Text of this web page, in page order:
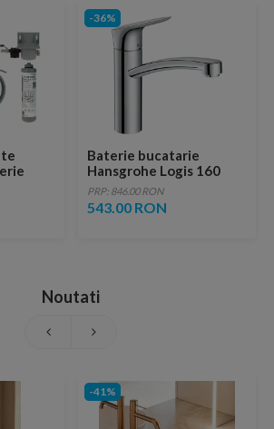
-36%
Baterie bucatarie
Hansgrohe Logis 160
crom lucios
monocomanda
PRP: 846.00 RON
543.00 RON
Noutati
-41%